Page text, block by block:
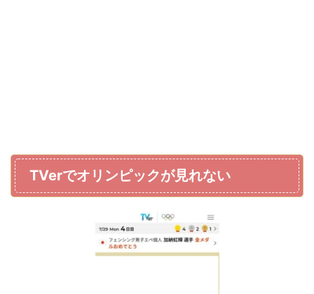
TVerでオリンピックが見れない